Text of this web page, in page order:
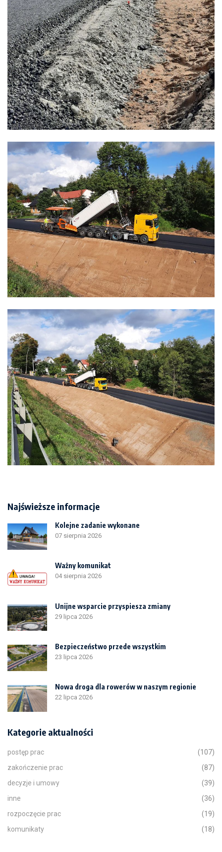
Najświeższe informacje
Kolejne zadanie wykonane
07 sierpnia 2026
Ważny komunikat
04 sierpnia 2026
Unijne wsparcie przyspiesza zmiany
29 lipca 2026
Bezpieczeństwo przede wszystkim
23 lipca 2026
Nowa droga dla rowerów w naszym regionie
22 lipca 2026
Kategorie aktualności
postęp prac
(107)
zakończenie prac
(87)
decyzje i umowy
(39)
inne
(36)
rozpoczęcie prac
(19)
komunikaty
(18)